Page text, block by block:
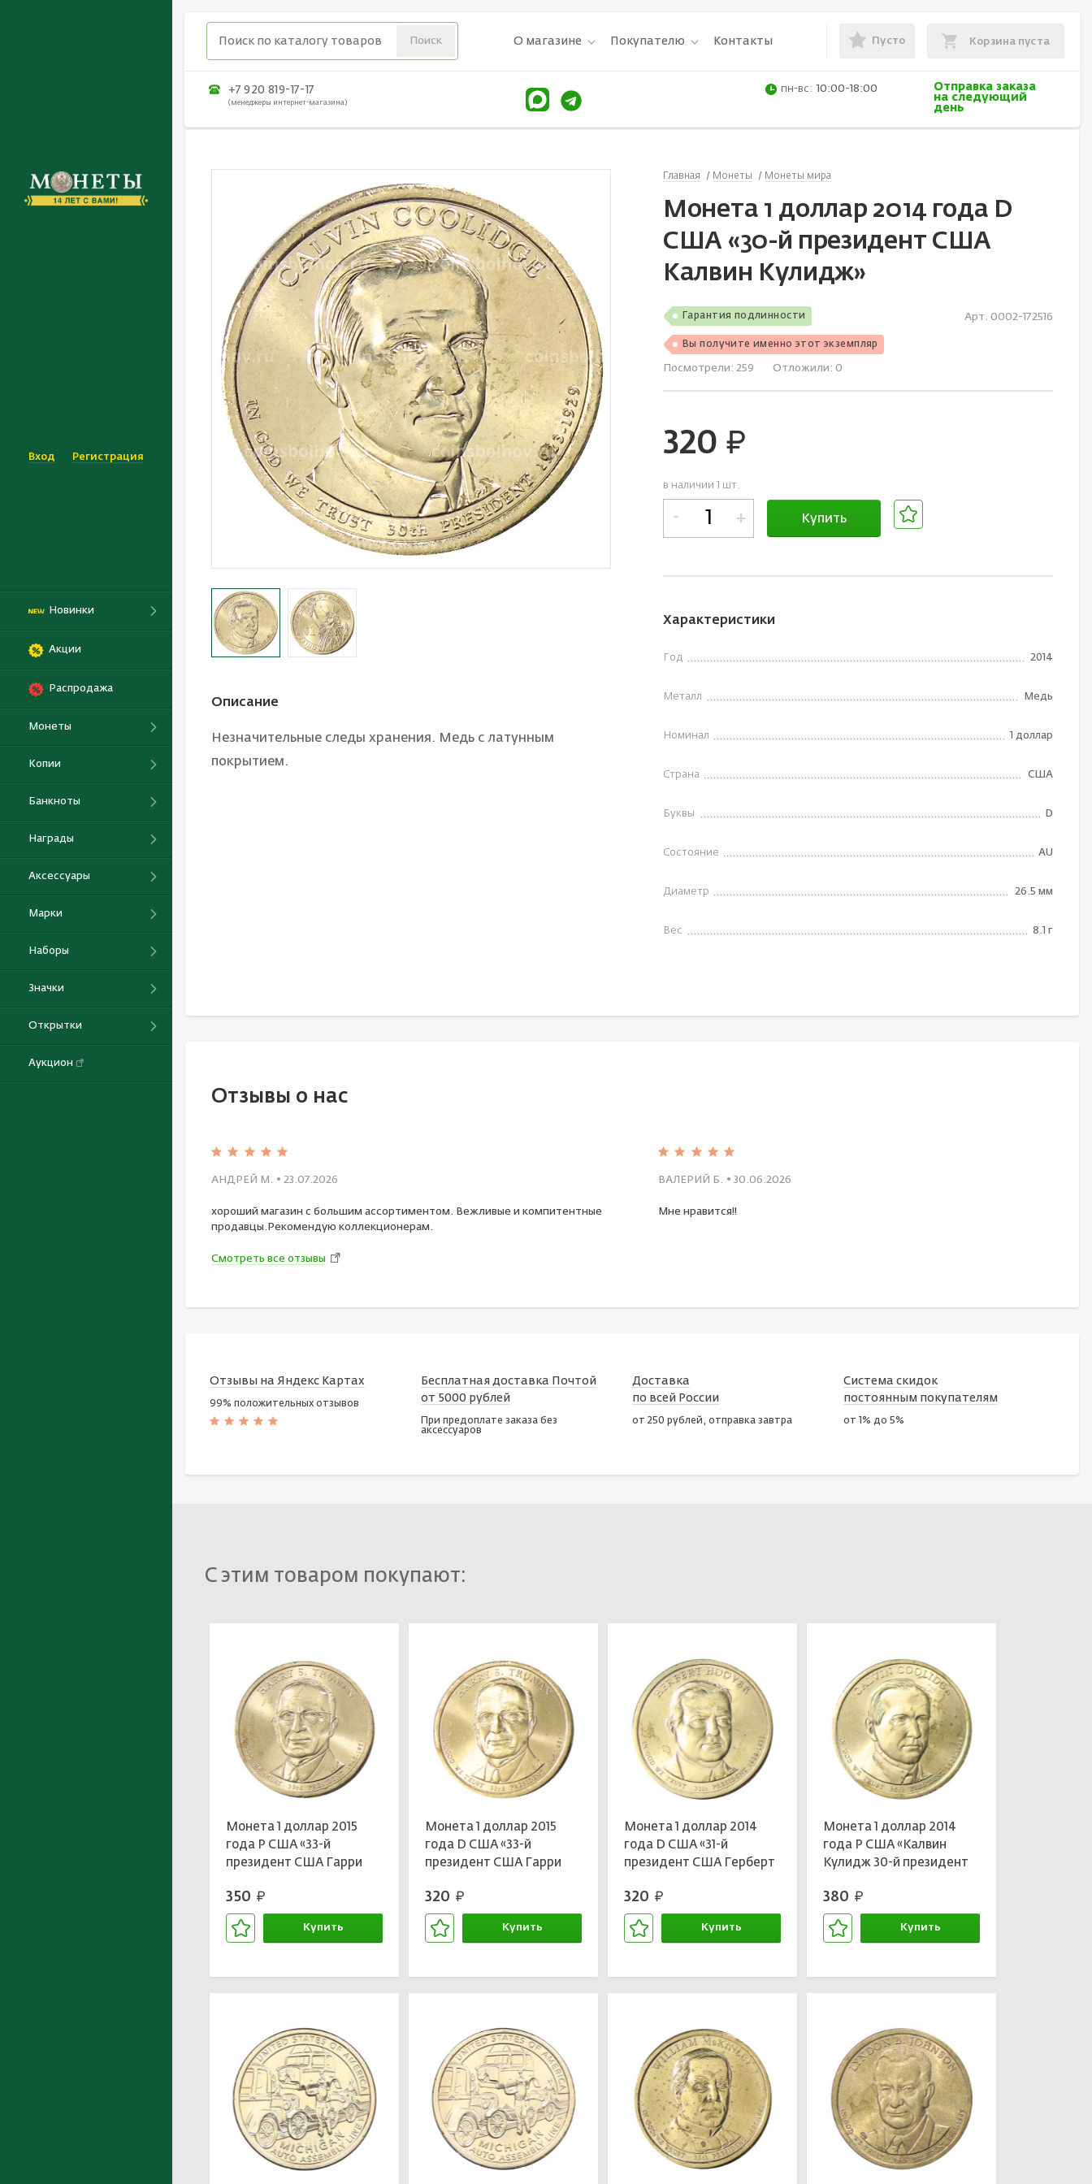
Вход Регистрация
Новинки
Акции
Распродажа
Монеты
Копии
Банкноты
Награды
Аксессуары
Марки
Наборы
Значки
Открытки
Аукцион
О магазине Покупателю Контакты Пусто Корзина пуста
+7 920 819-17-17
(менеджеры интернет-магазина)
пн-вс: 10:00-18:00
Отправка заказа
на следующий
день
Описание
Незначительные следы хранения. Медь с латунным
покрытием.
Главная Монеты Монеты мира
Монета 1 доллар 2014 года D
США «30-й президент США
Калвин Кулидж»
Гарантия подлинности
Вы получите именно этот экземпляр
Арт. 0002-172516
Посмотрели: 259 Отложили: 0
320 руб.
в наличии 1 шт.
- + Купить
Характеристики
Год 2014
Металл Медь
Номинал 1 доллар
Страна США
Буквы D
Состояние AU
Диаметр 26.5 мм
Вес 8.1 г
Отзывы о нас
АНДРЕЙ М. • 23.07.2026
хороший магазин с большим ассортиментом. Вежливые и компитентные
продавцы.Рекомендую коллекционерам.
ВАЛЕРИЙ Б. • 30.06.2026
Мне нравится!!
Смотреть все отзывы
Отзывы на Яндекс Картах
99% положительных отзывов
Бесплатная доставка Почтой
от 5000 рублей
При предоплате заказа без
аксессуаров
Доставка
по всей России
от 250 рублей, отправка завтра
Система скидок
постоянным покупателям
от 1% до 5%
С этим товаром покупают:
Монета 1 доллар 2015
года Р США «33-й
президент США Гарри
350 руб.
Купить
Монета 1 доллар 2015
года D США «33-й
президент США Гарри
320 руб.
Купить
Монета 1 доллар 2014
года D США «31-й
президент США Герберт
320 руб.
Купить
Монета 1 доллар 2014
года P США «Калвин
Кулидж 30-й президент
380 руб.
Купить